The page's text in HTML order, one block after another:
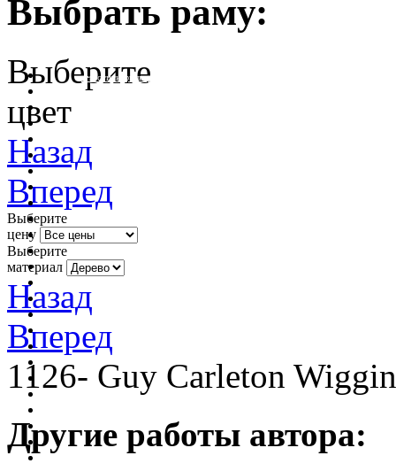
Выбрать раму:
очистить фильтр цвета
Выберите
цвет
Назад
Вперед
Выберите
цену
Выберите
материал
Назад
Вперед
1126- Guy Carleton
Другие работы автора: